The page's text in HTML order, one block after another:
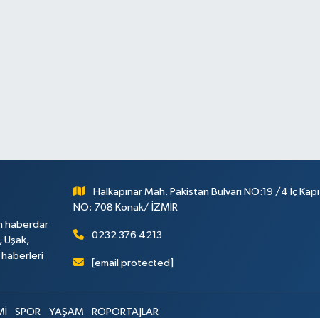
haberdar
Uşak,
haberleri
Halkapınar Mah. Pakistan Bulvarı NO:19 /4 İç Kapı
NO: 708 Konak/ İZMİR
0232 376 4213
[email protected]
SPOR YAŞAM RÖPORTAJLAR